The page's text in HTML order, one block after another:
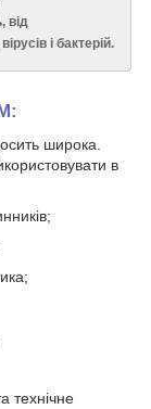
від
і бактерій.
широка.
в
технічне